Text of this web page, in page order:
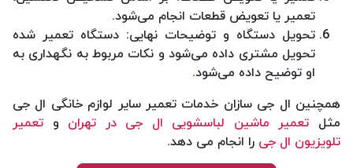
تعمیر یا تعویض قطعات انجام می‌شود.
تحویل دستگاه و توضیحات نهایی: دستگاه تعمیر شده
تحویل مشتری داده می‌شود و نکات مربوط به نگهداری به
او توضیح داده می‌شود.
همچنین ال جی سازان خدمات تعمیر سایر لوازم خانگی ال جی
مثل تعمیر ماشین لباسشویی ال جی در تهران و تعمیر
تلویزیون ال جی را انجام می دهد.